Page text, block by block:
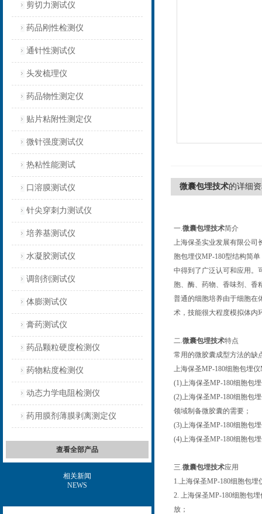
剪切力测试仪
药品刚性检测仪
通针性测试仪
头发梳理仪
药品物性测定仪
贴片粘附性测定仪
微针强度测试仪
热粘性能测试
口溶膜测试仪
针尖穿刺力测试仪
培养基测试仪
水凝胶测试仪
调剖剂测试仪
体膨测试仪
膏药测试仪
药品颗粒硬度检测仪
药物粘度检测仪
动态力学电阻检测仪
药用膜剂薄膜剥离测定仪
查看全部产品
相关新闻
NEWS
微囊包埋技术的详细
一.微囊包埋技术简介
上海保圣实业发展有限公司
胞包埋仪MP-180型结构简
中得到了广泛认可和应用。
胞、酶、药物、香味剂、香
普通的细胞培养由于细胞在
术，技能很大程度模拟体内
二.微囊包埋技术特点
常用的微胶囊成型方法的缺
上海保圣MP-180细胞包埋
(1)上海保圣MP-180细胞包
(2)上海保圣MP-180细胞包
领域制备微胶囊的需要；
(3)上海保圣MP-180细胞包
(4)上海保圣MP-180细胞包
三.微囊包埋技术应用
1.上海保圣MP-180细胞包
2. 上海保圣MP-180细胞包
放；